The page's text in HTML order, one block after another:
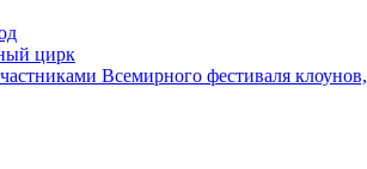
цирк
Всемирного фестиваля